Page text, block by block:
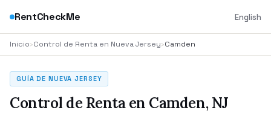
RentCheckMe English
Inicio›Control de Renta en Nueva Jersey›Camden
GUÍA DE NUEVA JERSEY
Control de Renta en Camden, NJ